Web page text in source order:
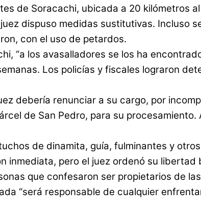
de Soracachi, ubicada a 20 kilómetros
dispuso medidas sustitutivas. Incluso
con el uso de petardos.
“a los avasalladores se los ha
Los policías y fiscales lograron
debería renunciar a su cargo, por
de San Pedro, para su
de dinamita, guía, fulminantes y
inmediata, pero el juez ordenó su
que confesaron ser propietarios de
“será responsable de cualquier